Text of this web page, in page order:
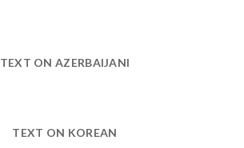
TEXT ON AZERBAIJANI
TEXT ON KOREAN